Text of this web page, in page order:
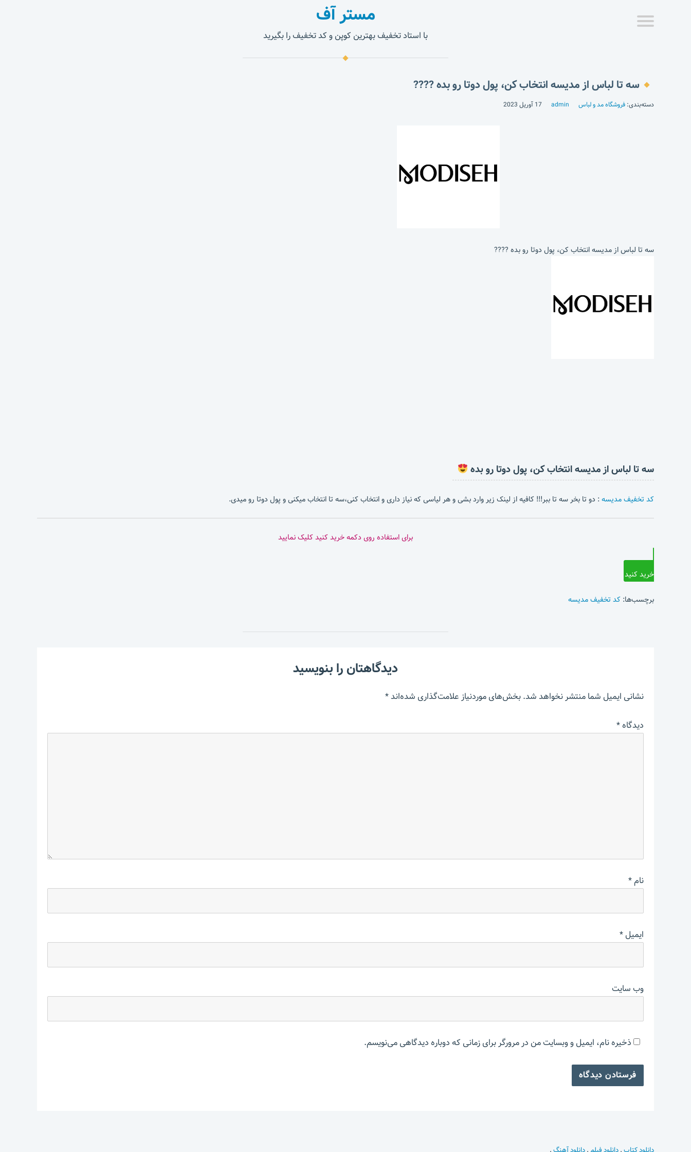
مستر آف
با استاد تخفیف بهترین کوپن و کد تخفیف را بگیرید
سه تا لباس از مدیسه انتخاب کن، پول دوتا رو بده ????
دسته‌بندی: فروشگاه مد و لباس admin 17 آوریل 2023
سه تا لباس از مدیسه انتخاب کن، پول دوتا رو بده ????
سه تا لباس از مدیسه انتخاب کن، پول دوتا رو بده
کد تخفیف مدیسه: دو تا بخر سه تا ببر!!! کافیه از لینک زیر وارد بشی و هر لیاسی که نیاز داری و انتخاب کنی،سه تا انتخاب میکنی و پول دوتا رو میدی.
برای استفاده روی دکمه خرید کنید کلیک نمایید
خرید کنید
برچسب‌ها: کد تخفیف مدیسه
دیدگاهتان را بنویسید
نشانی ایمیل شما منتشر نخواهد شد.بخش‌های موردنیاز علامت‌گذاری شده‌اند*
دیدگاه*
نام*
ایمیل*
وب‌ سایت
ذخیره نام، ایمیل و وبسایت من در مرورگر برای زمانی که دوباره دیدگاهی می‌نویسم.
دانلود کتاب.دانلود فیلم .دانلود آهنگ.